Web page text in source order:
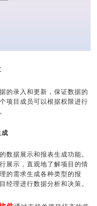
录入和更新，保证数据的
项目成员可以根据权限进行
据展示和报表生成功能。
展示，直观地了解项目的情
的需求生成各种类型的报
经理进行数据分析和决策。